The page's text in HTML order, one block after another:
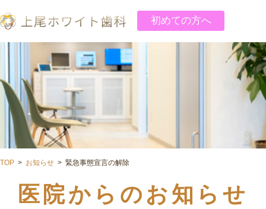
初めての方へ
TOP お知らせ 緊急事態宣言の解除
医院からのお知らせ